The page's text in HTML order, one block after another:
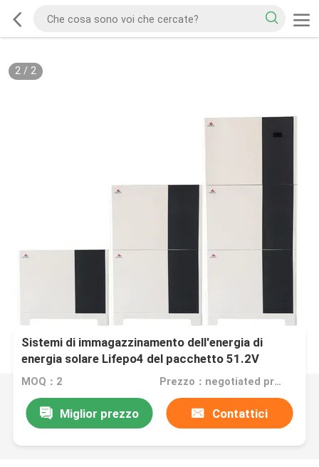
2/ 2
Sistemi di immagazzinamento dell'energia di
energia solare Lifepo4 del pacchetto 51.2V
100Ah 200Ah della batteria di ESS LFP
MOQ：2 Prezzo：negotiated price
Miglior prezzo Contattici